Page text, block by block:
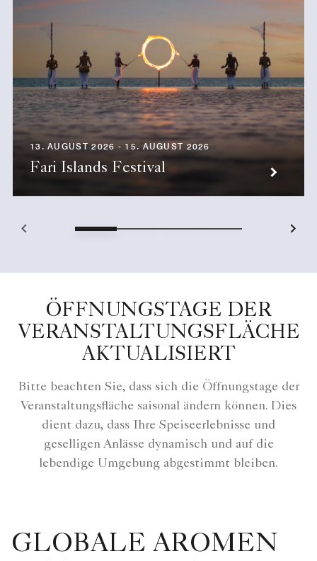
13. AUGUST 2026 - 15. AUGUST 2026
Fari Islands Festival
ÖFFNUNGSTAGE DER
VERANSTALTUNGSFLÄCHE
AKTUALISIERT
Bitte beachten Sie, dass sich die Öffnungstage der
Veranstaltungsfläche saisonal ändern können. Dies
dient dazu, dass Ihre Speiseerlebnisse und
geselligen Anlässe dynamisch und auf die
lebendige Umgebung abgestimmt bleiben.
GLOBALE AROMEN